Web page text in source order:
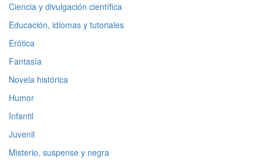
Ciencia y divulgación científica
Educación, idiomas y tutoriales
Erótica
Fantasía
Novela histórica
Humor
Infantil
Juvenil
Misterio, suspense y negra